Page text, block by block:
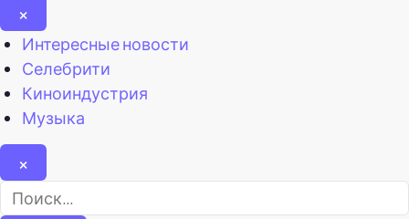
×
Закрыть
меню
Интересные новости
Селебрити
Киноиндустрия
Музыка
×
Найти: